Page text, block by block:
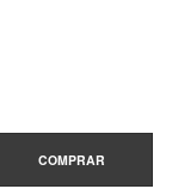
COMPRAR